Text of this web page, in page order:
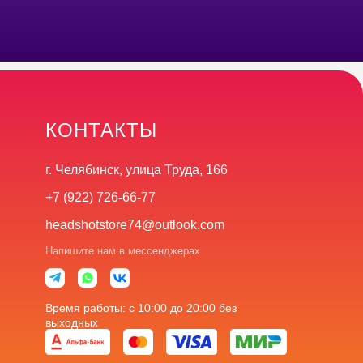
КОНТАКТЫ
+7 (922) 726-66-77
headshotstore74@outlook.com
Напишите нам в мессенджерах
Время работы: с 10:00 до 20:00 без
выходных
г. Челябинск, улица Труда, 166